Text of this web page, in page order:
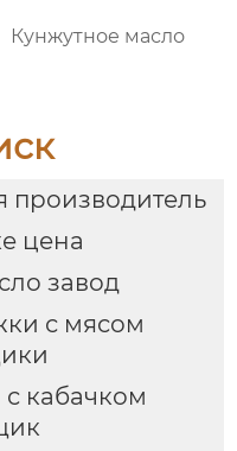
Кунжутное масло
производитель
цена
завод
с мясом
кабачком